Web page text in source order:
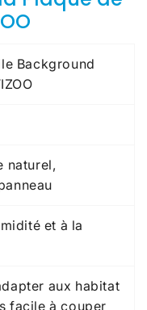
Background
naturel,
et à la
aux habitat
facile à couper